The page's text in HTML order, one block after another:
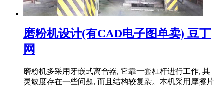
磨粉机设计(有CAD电子图单卖) 豆丁
网
磨粉机多采用牙嵌式离合器, 它靠一套杠杆进行工作, 其
灵敏度存在一些问题, 而且结构较复杂。本机采用摩擦片